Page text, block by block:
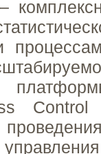
–
Control